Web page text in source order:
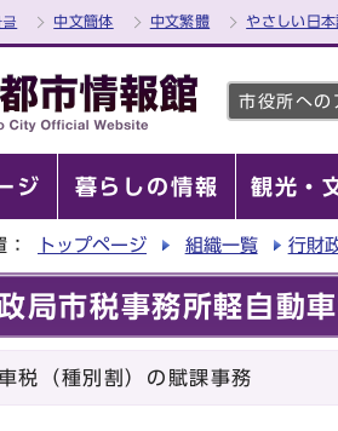
글 中文簡体 中文繁體 やさしい日本
市役所への
ジ 暮らしの情報 観光・
トップページ 組織一覧 行財
局市税事務所軽自動
税（種別割）の賦課事務